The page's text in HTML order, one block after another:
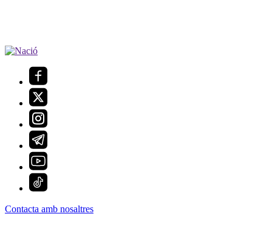
Contacta amb nosaltres